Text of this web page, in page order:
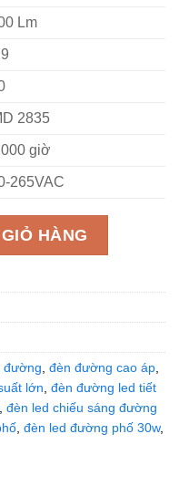
Lm
2835
giờ
265VAC
30W LST3-30T trắng
HÀNG
đường, đèn đường cao áp,
lớn, đèn đường led tiết
, đèn led chiếu sáng đường
, đèn led đường phố 30w,